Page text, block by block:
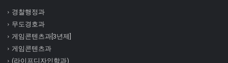
경찰행정과
무도경호과
게임콘텐츠과[3년제]
게임콘텐츠과
(라이프디자인학과)